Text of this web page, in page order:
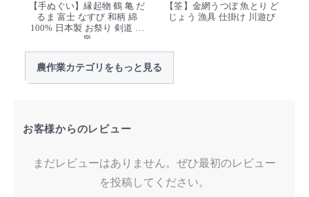
【手ぬぐい】縁起物 鶴 亀 だ
るま 富士 なすび 和柄 綿
100% 日本製 お祭り 剣道 温
泉
【筌】金網うつぼ 魚とり ど
じょう 漁具 仕掛け 川遊び
農作業カテゴリをもっと見る
お客様からのレビュー
まだレビューはありません。ぜひ最初のレビュー
を投稿してください。